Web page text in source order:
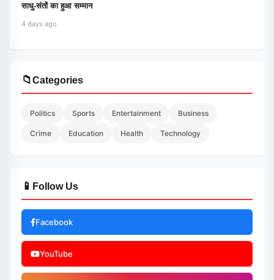
साधु-संतों का हुआ सम्मान
4 days ago
📁Categories
Politics Sports Entertainment Business
Crime Education Health Technology
📱 Follow Us
Facebook
YouTube